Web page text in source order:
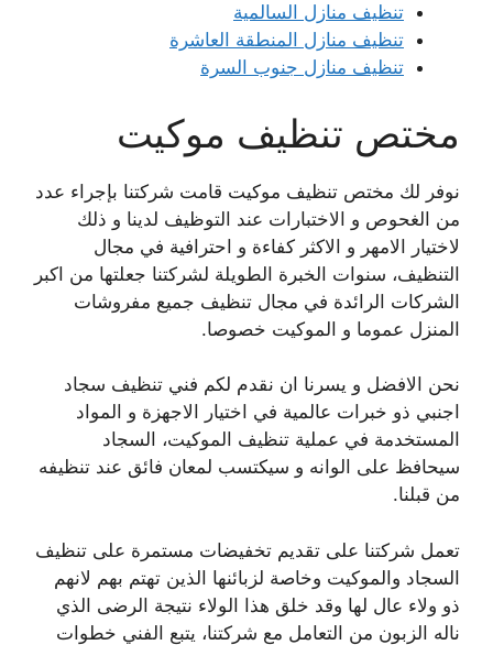
تنظيف منازل السالمية
تنظيف منازل المنطقة العاشرة
تنظيف منازل جنوب السرة
مختص تنظيف موكيت
نوفر لك مختص تنظيف موكيت قامت شركتنا بإجراء عدد
من الغحوص و الاختبارات عند التوظيف لدينا و ذلك
لاختيار الامهر و الاكثر كفاءة و احترافية في مجال
التنظيف، سنوات الخبرة الطويلة لشركتنا جعلتها من اكبر
الشركات الرائدة في مجال تنظيف جميع مفروشات
المنزل عموما و الموكيت خصوصا.
نحن الافضل و يسرنا ان نقدم لكم فني تنظيف سجاد
اجنبي ذو خبرات عالمية في اختيار الاجهزة و المواد
المستخدمة في عملية تنظيف الموكيت، السجاد
سيحافظ على الوانه و سيكتسب لمعان فائق عند تنظيفه
من قبلنا.
تعمل شركتنا على تقديم تخفيضات مستمرة على تنظيف
السجاد والموكيت وخاصة لزبائنها الذين تهتم بهم لانهم
ذو ولاء عال لها وقد خلق هذا الولاء نتيجة الرضى الذي
ناله الزبون من التعامل مع شركتنا، يتبع الفني خطوات